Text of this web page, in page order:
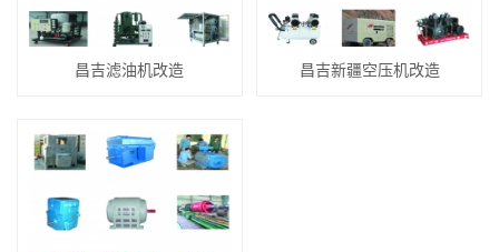
昌吉滤油机改造 昌吉新疆空压机改造